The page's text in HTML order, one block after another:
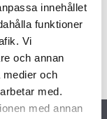
innehållet
funktioner
Vi
och annan
medier och
med.
med annan